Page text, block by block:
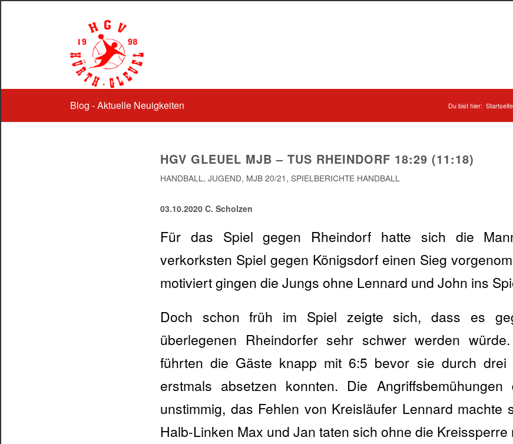
Blog - Aktuelle Neuigkeiten Du bist hier: Startseite
HGV GLEUEL MJB – TUS RHEINDORF 18:29 (11:18)
HANDBALL, JUGEND, MJB 20/21 , SPIELBERICHTE HANDBALL
03.10.2020 C. Scholzen
Für das Spiel gegen Rheindorf hatte sich die
verkorksten Spiel gegen Königsdorf einen Sieg
motiviert gingen die Jungs ohne Lennard und John ins
Doch schon früh im Spiel zeigte sich, dass es
überlegenen Rheindorfer sehr schwer werden
führten die Gäste knapp mit 6:5 bevor sie durch
erstmals absetzen konnten. Die
unstimmig, das Fehlen von Kreisläufer Lennard machte
Halb-Linken Max und Jan taten sich ohne die